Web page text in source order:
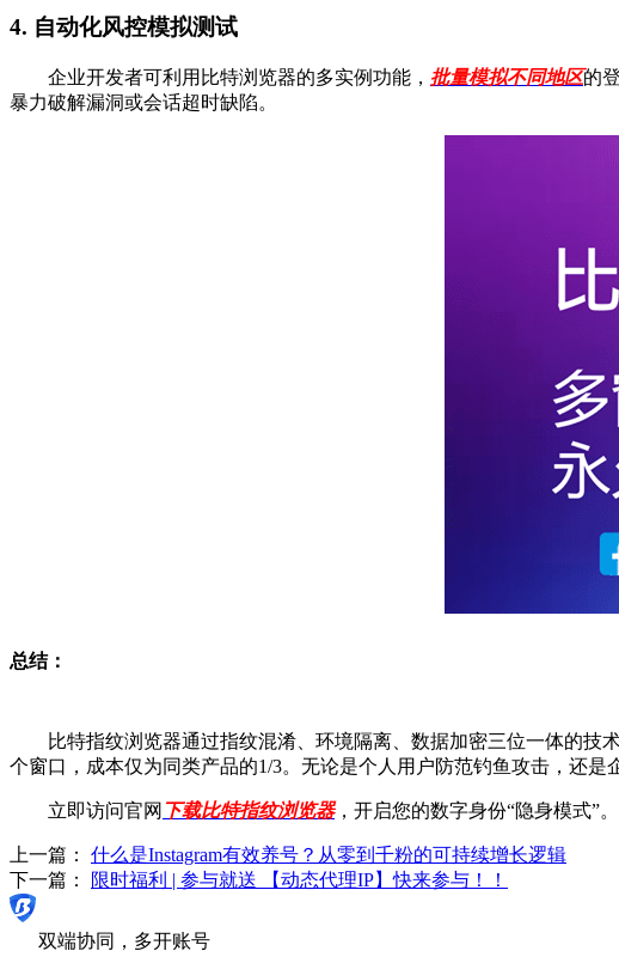
4. 自动化风控模拟测试
企业开发者可利用比特浏览器的多实例功能， 批量模拟不同地区的
暴力破解漏洞或会话超时缺陷。
总结：
比特指纹浏览器通过指纹混淆、环境隔离、数据加密三位一体的技术
个窗口，成本仅为同类产品的1/3。无论是个人用户防范钓鱼攻击，还
立即访问官网 下载比特指纹浏览器，开启您的数字身份“隐身模式”
上一篇： 什么是Instagram有效养号？从零到千粉的可持续增长逻辑
下一篇：
限时福利 | 参与就送 【动态代理IP】快来参与！！
双端协同，多开账号